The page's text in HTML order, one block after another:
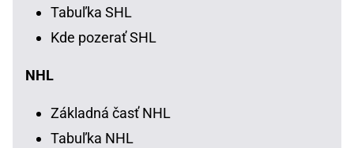
Tabuľka SHL
Kde pozerať SHL
NHL
Základná časť NHL
Tabuľka NHL